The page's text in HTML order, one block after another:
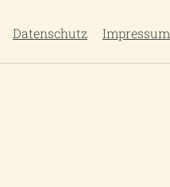
Datenschutz Impressum